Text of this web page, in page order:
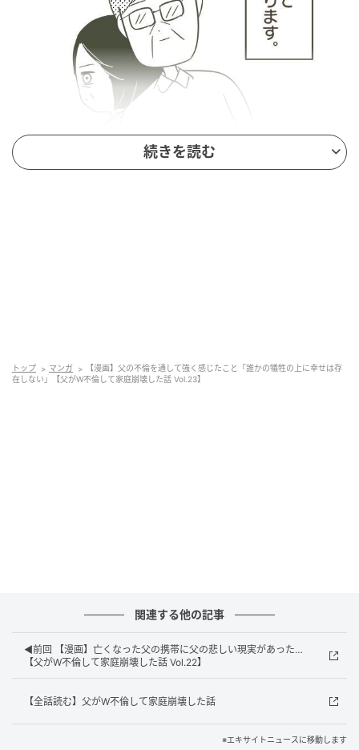
続きを読む
トップ マンガ
【漫画】父の不倫を通して強く感じたこと「誰かの犠牲の上に幸せは存
在しない」【父がW不倫して家庭崩壊した話 Vol.23】
関連する他の記事
◀前回 【漫画】亡くなった父の携帯に父の悲しい現実があった…
【父がW不倫して家庭崩壊した話 Vol.22】
【全話読む】父がW不倫して家庭崩壊した話
※エキサイトニュースに移動します